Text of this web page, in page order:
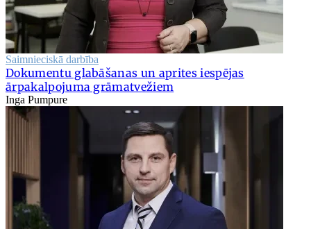
Saimnieciskā darbība
Dokumentu glabāšanas un aprites iespējas
ārpakalpojuma grāmatvežiem
Inga Pumpure